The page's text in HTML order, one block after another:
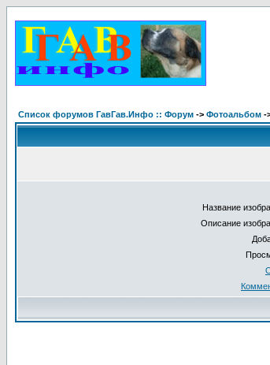
Список форумов ГавГав.Инфо :: Форум -> Фотоальбом -
Название
Описание